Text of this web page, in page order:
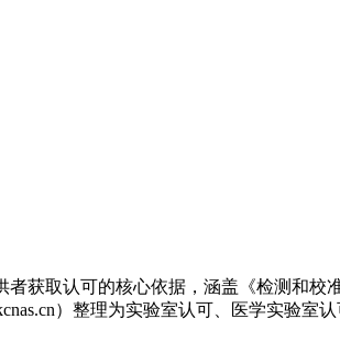
获取认可的核心依据，涵盖《检测和校
）整理为实验室认可、医学实验室